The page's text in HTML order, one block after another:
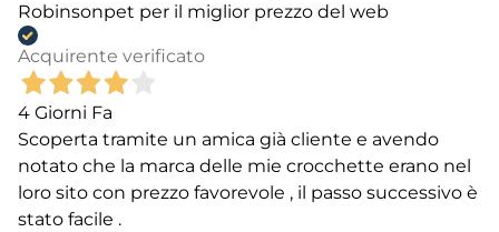
Robinsonpet per il miglior prezzo del web
Acquirente verificato
4 Giorni Fa
Scoperta tramite un amica già cliente e avendo
notato che la marca delle mie crocchette erano nel
loro sito con prezzo favorevole , il passo successivo è
stato facile .